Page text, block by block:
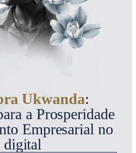
Ukwanda:
a Prosperidade
Empresarial no
digital